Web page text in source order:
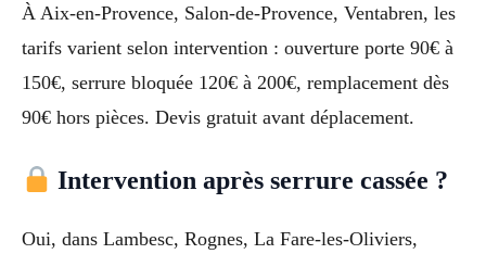
À Aix-en-Provence, Salon-de-Provence, Ventabren, les
tarifs varient selon intervention : ouverture porte 90€ à
150€, serrure bloquée 120€ à 200€, remplacement dès
90€ hors pièces. Devis gratuit avant déplacement.
Intervention après serrure cassée ?
Oui, dans Lambesc, Rognes, La Fare-les-Oliviers,